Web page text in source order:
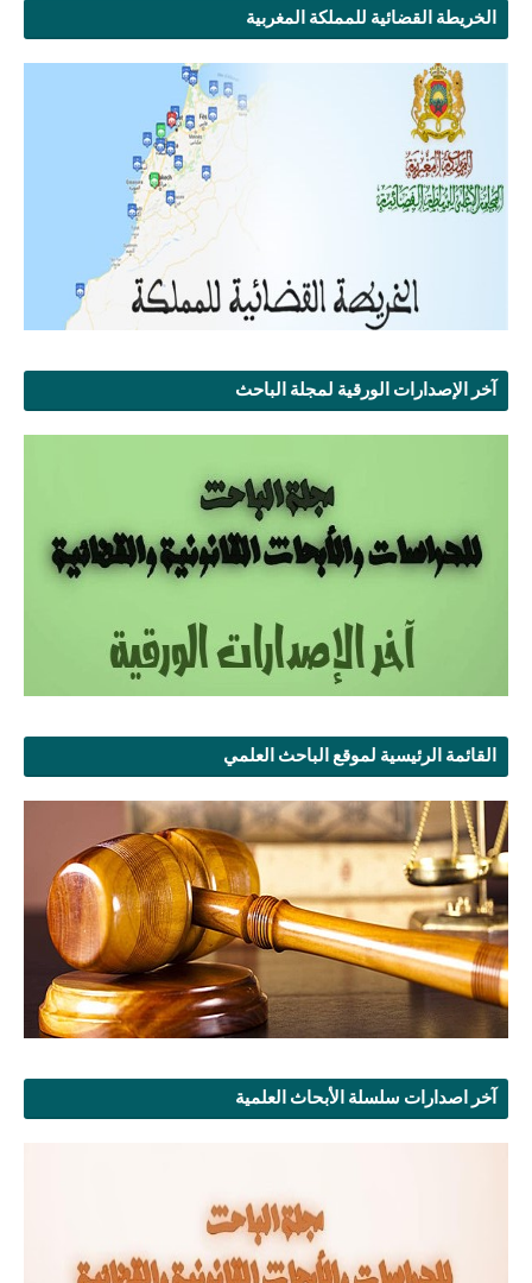
الخريطة القضائية للمملكة المغربية
آخر الإصدارات الورقية لمجلة الباحث
القائمة الرئيسية لموقع الباحث العلمي
آخر اصدارات سلسلة الأبحاث العلمية